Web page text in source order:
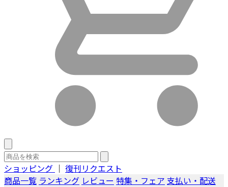
ショッピング ｜ 復刊リクエスト
商品一覧 ランキング レビュー 特集・フェア 支払い・配送